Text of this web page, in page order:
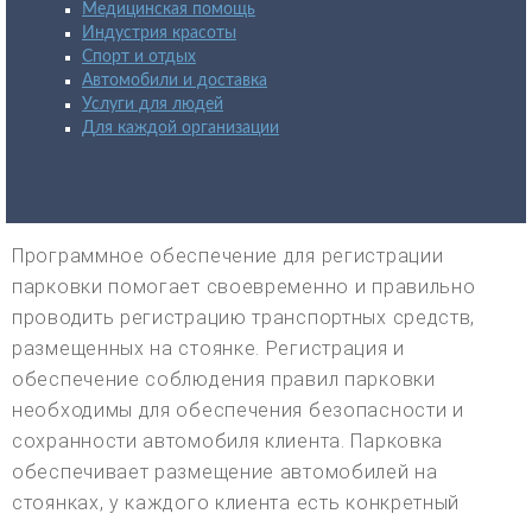
Медицинская помощь
Индустрия красоты
Спорт и отдых
Автомобили и доставка
Услуги для людей
Для каждой организации
Программное обеспечение для регистрации
парковки помогает своевременно и правильно
проводить регистрацию транспортных средств,
размещенных на стоянке. Регистрация и
обеспечение соблюдения правил парковки
необходимы для обеспечения безопасности и
сохранности автомобиля клиента. Парковка
обеспечивает размещение автомобилей на
стоянках, у каждого клиента есть конкретный